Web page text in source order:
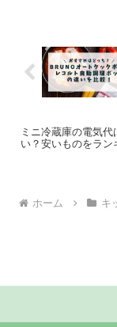
ミニ冷蔵庫の電気
い？安いものをラン
ホーム キ